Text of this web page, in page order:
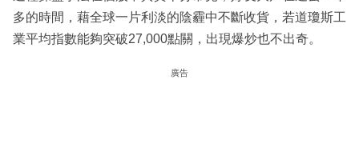
多的時間，藉全球一片利淡的陰霾中不斷收貨，若道瓊斯工
業平均指數能夠突破27,000點關，出現爆炒也不出奇。
廣告